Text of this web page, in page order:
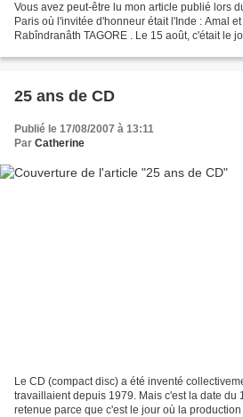
Vous avez peut-être lu mon article publié lors
Paris où l'invitée d'honneur était l'Inde : Amal
Rabîndranâth TAGORE . Le 15 août, c'était le
25 ans de CD
Publié le 17/08/2007 à 13:11
Par Catherine
Le CD (compact disc) a été inventé
travaillaient depuis 1979. Mais c'est la date du
retenue parce que c'est le jour où la production